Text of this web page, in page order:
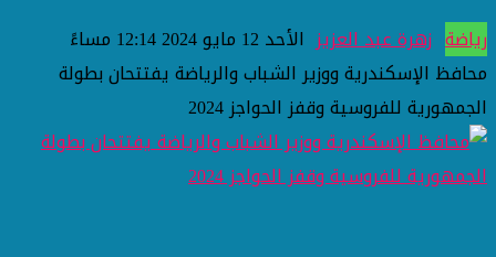
رياضة زهرة عبد العزيز الأحد 12 مايو 2024 12:14 مساءً
محافظ الإسكندرية ووزير الشباب والرياضة يفتتحان بطولة
الجمهورية للفروسية وقفز الحواجز 2024